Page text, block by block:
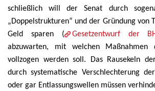
schließlich will der Senat durch
„Doppelstrukturen“ und der Gründung von
Geld sparen (
Gesetzentwurf der
abzuwarten, mit welchen Maßnahmen
vollzogen werden soll. Das Rausekeln
durch systematische Verschlechterung
oder gar Entlassungswellen müssen